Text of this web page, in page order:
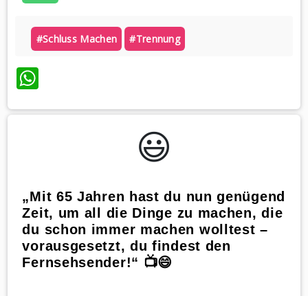
#schluss Machen #trennung
WhatsApp
😃️
„Mit 65 Jahren hast du nun genügend
Zeit, um all die Dinge zu machen, die
du schon immer machen wolltest –
vorausgesetzt, du findest den
Fernsehsender!“ 📺😄